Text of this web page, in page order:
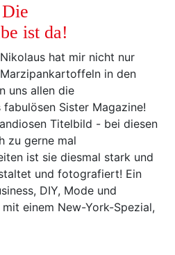
ist da!
hat mir nicht nur
in den
uns allen die
Sister Magazine!
Titelbild - bei diesen
zu gerne mal
ist sie diesmal stark und
und fotografiert! Ein
DIY, Mode und
einem New-York-Spezial,